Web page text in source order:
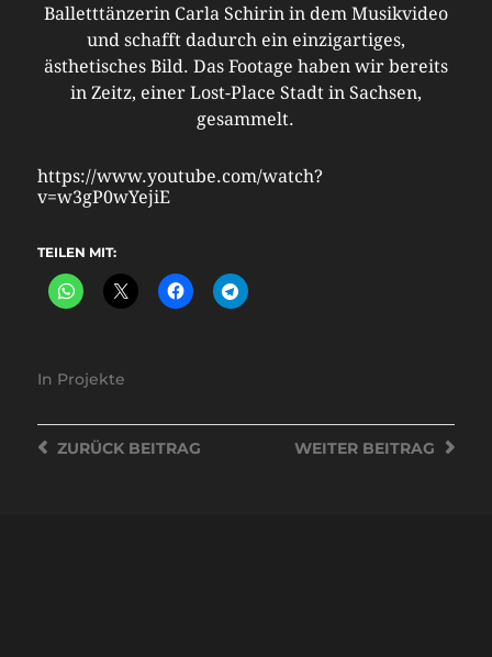
Balletttänzerin Carla Schirin in dem Musikvideo
und schafft dadurch ein einzigartiges,
ästhetisches Bild. Das Footage haben wir bereits
in Zeitz, einer Lost-Place Stadt in Sachsen,
gesammelt.
https://www.youtube.com/watch?
v=w3gP0wYejiE
TEILEN MIT:
In Projekte
WEITER BEITRAG
ZURÜCKBEITRAG